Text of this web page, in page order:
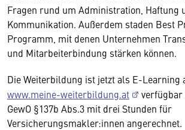
Fragen rund um Administration, Haftung
Kommunikation. Außerdem staden Best
Programm, mit denen Unternehmen
und Mitarbeiterbindung stärken können.
Die Weiterbildung ist jetzt als E-Learning
www.meine-weiterbildung.at
GewO §137b Abs.3 mit drei Stunden für
Versicherungsmakler:innen angerechnet.